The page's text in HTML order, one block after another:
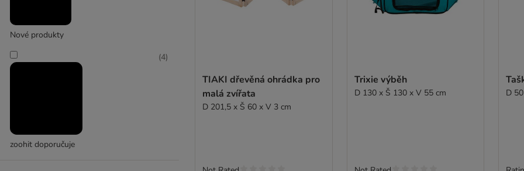
Nové produkty
zoohit doporučuje
(4)
TIAKI dřevěná ohrádka pro
malá zvířata
D 201,5 x Š 60 x V 3 cm
Trixie výběh
D 130 x Š 130 x V 55 cm D